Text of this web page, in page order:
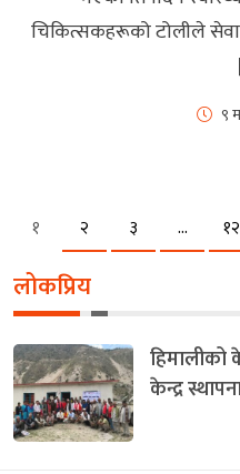
चिकित्सकहरूको टोलीले सेवा
९
१ २ ३ … १२
लोकप्रिय
हिमालीको
केन्द्र